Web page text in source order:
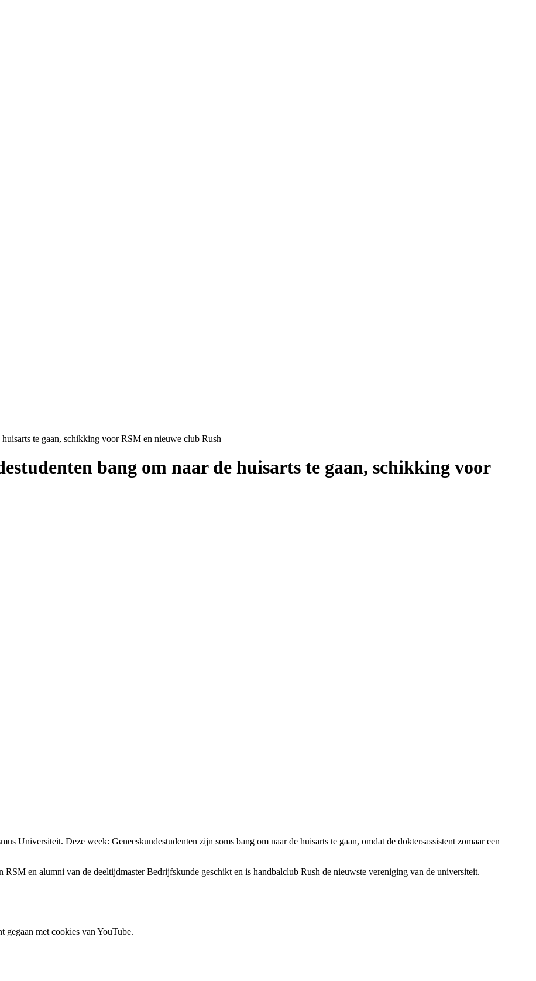
te gaan, schikking voor RSM en nieuwe club Rush
bang om naar de huisarts te gaan, schikking voor
Universiteit. Deze week: Geneeskundestudenten zijn soms bang om naar de huisarts te gaan, omdat de doktersassistent zomaar een
RSM en alumni van de deeltijdmaster Bedrijfskunde geschikt en is handbalclub Rush de nieuwste vereniging van de universiteit.
met cookies van YouTube.